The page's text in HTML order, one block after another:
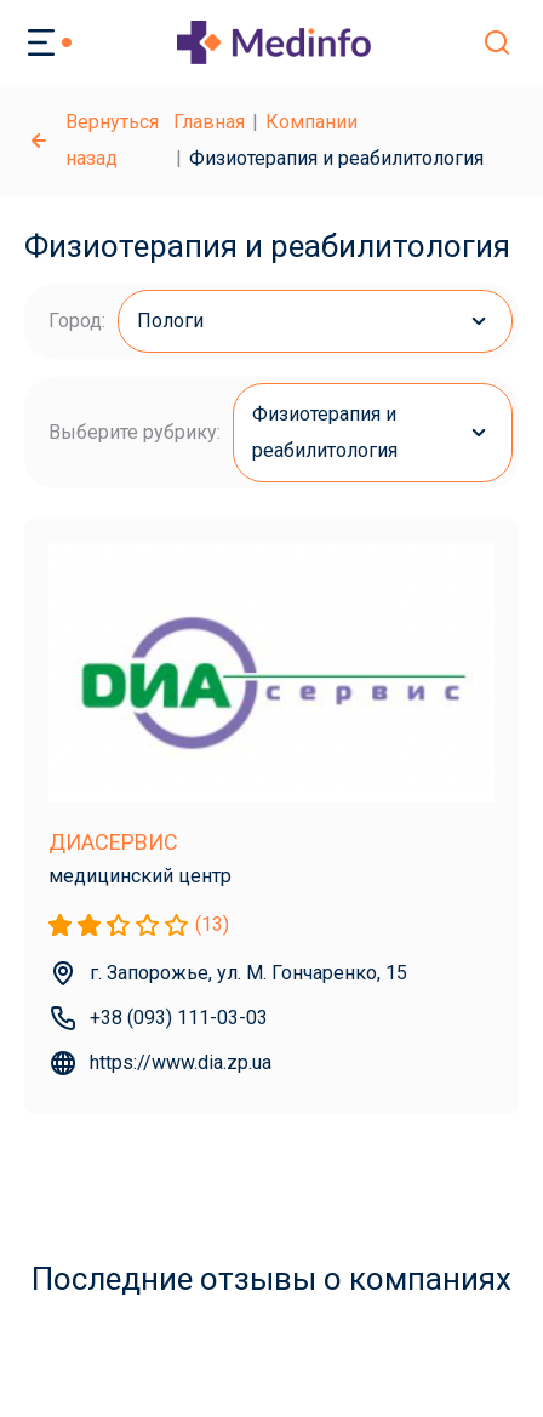
Вернуться
назад
Главная
Компании
Физиотерапия и реабилитология
Физиотерапия и реабилитология
Город: Пологи
Выберите рубрику:
Физиотерапия и
реабилитология
ДИАСЕРВИС
медицинский центр
(13)
г. Запорожье, ул. М. Гончаренко, 15
+38 (093) 111-03-03
https://www.dia.zp.ua
Последние отзывы о компаниях